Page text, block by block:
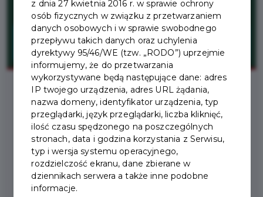
2021-05-26
POROZMAWIAJMY O
TRANSPORCIE!
z dnia 27 kwietnia 2016 r. w sprawie ochrony
osób fizycznych w związku z przetwarzaniem
danych osobowych i w sprawie swobodnego
przepływu takich danych oraz uchylenia
dyrektywy 95/46/WE (tzw. „RODO”) uprzejmie
informujemy, że do przetwarzania
wykorzystywane będą następujące dane: adres
IP twojego urządzenia, adres URL żądania,
nazwa domeny, identyfikator urządzenia, typ
przeglądarki, język przeglądarki, liczba kliknięć,
ilość czasu spędzonego na poszczególnych
stronach, data i godzina korzystania z Serwisu,
typ i wersja systemu operacyjnego,
rozdzielczość ekranu, dane zbierane w
dziennikach serwera a także inne podobne
informacje.